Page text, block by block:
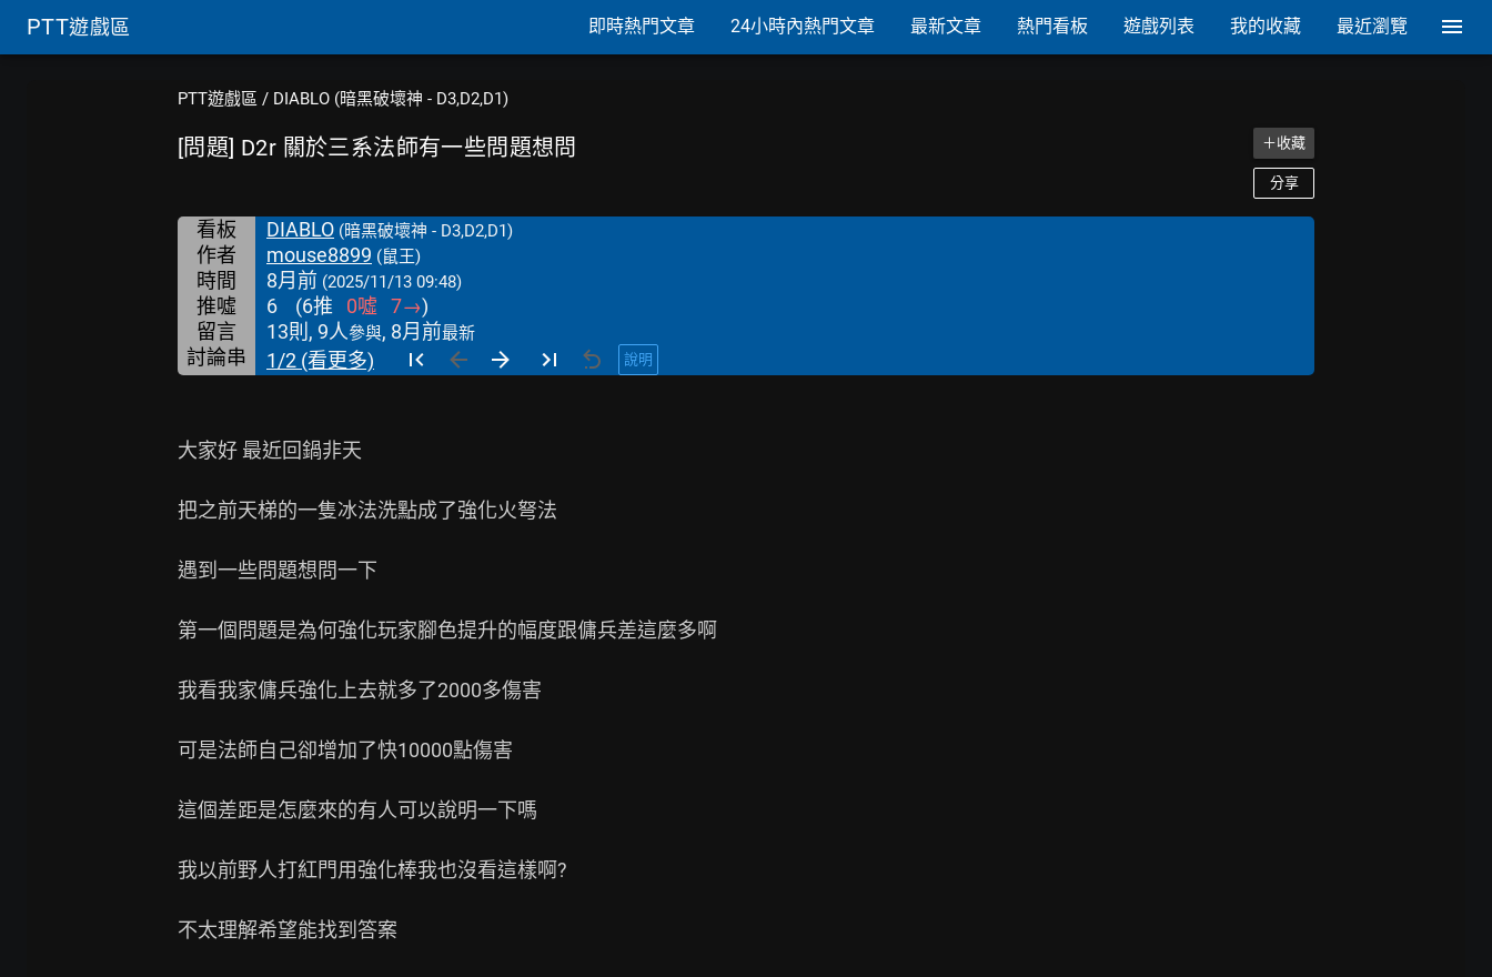
PTT遊戲區 即時熱門文章 24小時內熱門文章 最新文章 熱門看板 遊戲列表 我的收藏 最近瀏覽
PTT遊戲區 / DIABLO (暗黑破壞神 - D3,D2,D1)
[問題] D2r 關於三系法師有一些問題想問 ＋收藏
分享
看板 DIABLO (暗黑破壞神 - D3,D2,D1)
作者 mouse8899 (鼠王)
時間 8月前 (2025/11/13 09:48)
推噓 6 (6推 0噓 7→)
留言
13則, 9人參與, 8月前最新
討論串 1/2 (看更多) 說明
大家好 最近回鍋非天
把之前天梯的一隻冰法洗點成了強化火弩法
遇到一些問題想問一下
第一個問題是為何強化玩家腳色提升的幅度跟傭兵差這麼多啊
我看我家傭兵強化上去就多了2000多傷害
可是法師自己卻增加了快10000點傷害
這個差距是怎麼來的有人可以說明一下嗎
我以前野人打紅門用強化棒我也沒看這樣啊?
不太理解希望能找到答案